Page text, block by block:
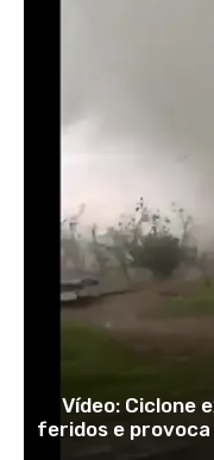
Vídeo: Ciclone
feridos e provoca